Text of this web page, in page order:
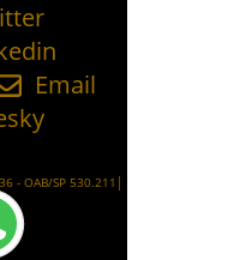
Email
- OAB/SP 530.211│